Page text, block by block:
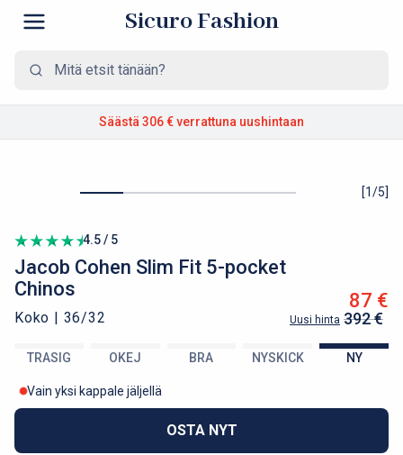
Sicuro Fashion
Säästä 306 €verrattuna uushintaan
[1/5]
4.5 / 5
Jacob Cohen Slim Fit 5-pocket
Chinos
Koko | 36/32
87 €
Uusi hinta 392 €
TRASIG OKEJ BRA NYSKICK NY
Vain yksi kappale jäljellä
OSTA NYT